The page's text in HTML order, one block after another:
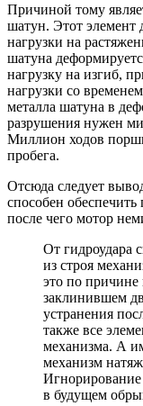
Причиной тому
шатун. Этот элемент
нагрузки на
шатуна
нагрузку на изгиб,
нагрузки со
металла шатуна в
разрушения нужен
Миллион ходов
пробега.
Отсюда следует
способен
после чего мотор
От гидроудара
из строя
это по причине
заклинившем
устранения
также все
механизма. А
механизм
в будущем